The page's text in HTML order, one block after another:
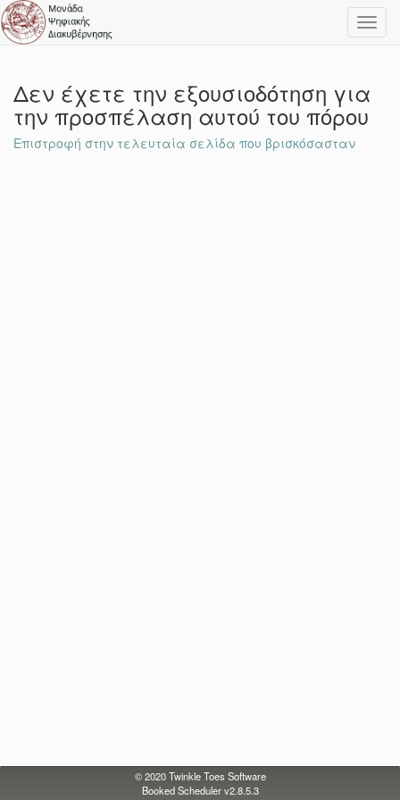
Δεν έχετε την εξουσιοδότηση για
την προσπέλαση αυτού του πόρου
Επιστροφή στην τελευταία σελίδα που βρισκόσασταν
© 2020Twinkle Toes Software
Booked Scheduler v2.8.5.3